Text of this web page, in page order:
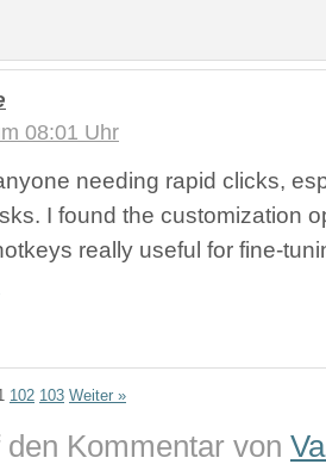
08:01 Uhr
needing rapid clicks,
I found the customization
really useful for fine-
102 103 Weiter »
Kommentar von